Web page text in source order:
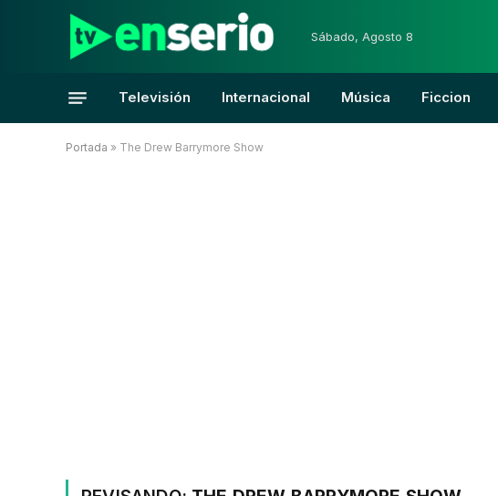
Sábado, Agosto 8
Televisión Internacional Música Ficcion
Portada » The Drew Barrymore Show